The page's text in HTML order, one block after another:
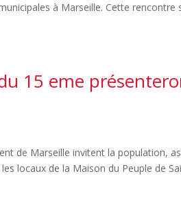
à Marseille. Cette rencontre
15 eme
de Marseille invitent la population,
locaux de la Maison du Peuple de